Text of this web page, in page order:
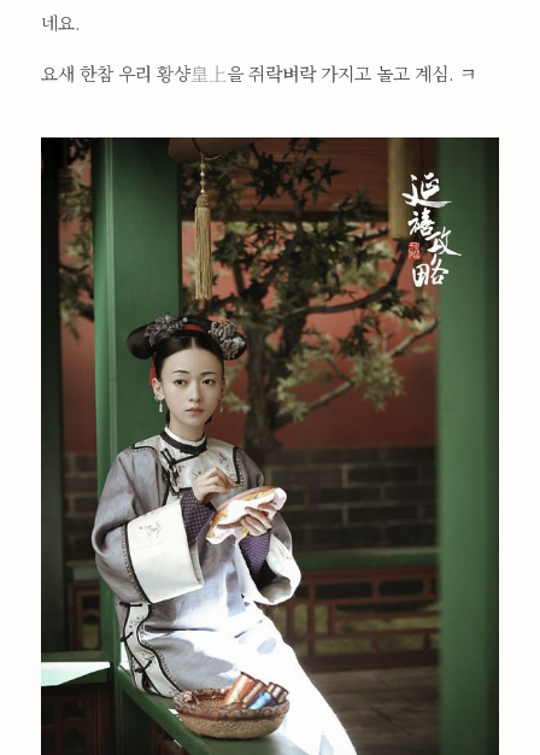
네요.
요새 한참 우리 황샹皇上을 쥐락벼락 가지고 놀고 계심. ㅋ